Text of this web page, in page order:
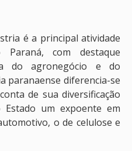
é a principal atividade
Paraná, com destaque
do agronegócio e do
paranaense diferencia-se
de sua diversificação
um expoente em
o de celulose e